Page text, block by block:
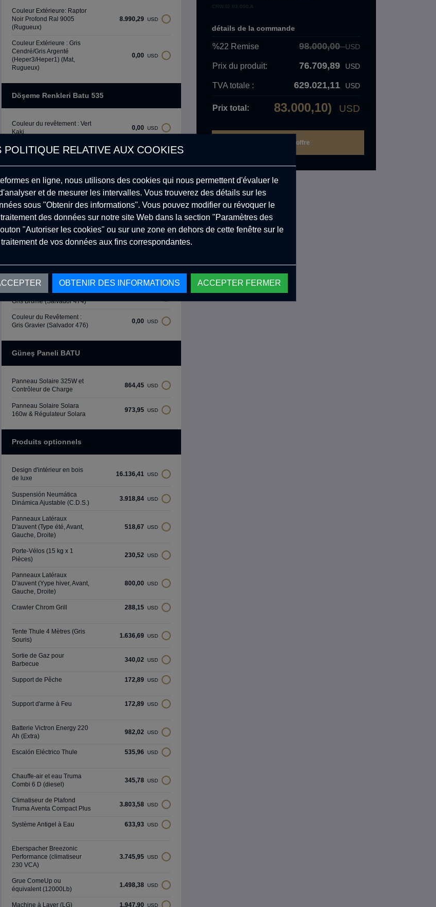
Couleur Extérieure: Raptor
Noir Profond Ral 9005
(Rugueux)
8.990,29 USD
Couleur Extérieure : Gris
Cendré/Gris Argenté
(Heper3/Heper1) (Mat,
Rugueux)
0,00 USD
Döşeme Renkleri Batu 535
Couleur du revêtement : Vert
Kaki
0,00 USD
Couleur du Revêtement :
0,00USD
de Carbone
0,00 USD
Couleur de la Revêtement :
Beige Sable
0,00USD
Couleur du Revêtement :
Vert Menthe (Salvador 465)
Couleur du Revêtement :
0,00USD
Couleur du Revêtement :
Gris Brume (Salvador 474)
Couleur du Revêtement :
Gris Gravier (Salvador 476)
0,00 USD
Güneş Paneli BATU
Panneau Solaire 325W et
Contrôleur de Charge
864,45 USD
Panneau Solaire Solara
160w & Régulateur Solara
973,95 USD
Produits optionnels
Design d'intérieur en bois
de luxe
16.136,41 USD
Suspensión Neumática
Dinámica Ajustable (C.D.S.)
3.918,84 USD
Panneaux Latéraux
D'auvent (Type été, Avant,
Gauche, Droite)
518,67 USD
Porte-Vélos (15 kg x 1
Pièces)
230,52 USD
Panneaux Latéraux
D'auvent (Yype hiver, Avant,
Gauche, Droite)
800,00 USD
Crawler Chrom Grill 288,15 USD
Tente Thule 4 Mètres (Gris
Souris)
1.636,69 USD
Sortie de Gaz pour
Barbecue
340,02 USD
Support de Pêche 172,89 USD
Support d'arme à Feu 172,89 USD
Batterie Victron Energy 220
Ah (Extra)
982,02 USD
Escalón Eléctrico Thule 535,96 USD
Chauffe-air et eau Truma
Combi 6 D (diesel)
345,78 USD
Climatiseur de Plafond
Truma Aventa Compact Plus
3.803,58 USD
Système Antigel à Eau 633,93 USD
Eberspacher Breezonic
Performance (climatiseur
230 VCA)
3.745,95 USD
Grue ComeUp ou
équivalent (12000Lb)
1.498,38 USD
Machine à Laver (LG) 1.947,90 USD
détails de la commande
%22 Remise 98.000,00USD
Prix ​​du produit: 76.709,89 USD
TVA totale : 629.021,11 USD
Prix ​​total: 83.000,10) USD
POLITIQUE RELATIVE AUX COOKIES
en ligne, nous utilisons des cookies qui nous permettent d'évaluer le
et de mesurer les intervalles. Vous trouverez des détails sur les
sous "Obtenir des informations". Vous pouvez modifier ou révoquer le
des données sur notre site Web dans la section "Paramètres des
"Autoriser les cookies" ou sur une zone en dehors de cette fenêtre sur le
de vos données aux fins correspondantes.
OBTENIR DES INFORMATIONS ACCEPTER FERMER